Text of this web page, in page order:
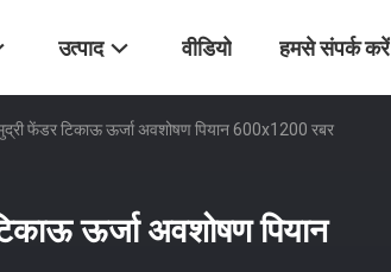
उत्पाद वीडियो हमसे संपर्क करें
फेंडर टिकाऊ ऊर्जा अवशोषण पियान 600x1200 रबर
ऊर्जा अवशोषण पियान